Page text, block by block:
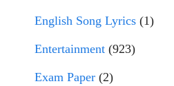
English Song Lyrics (1)
Entertainment (923)
Exam Paper (2)